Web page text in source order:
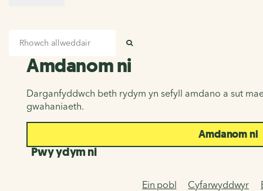
Amdanom ni
Amdanom ni
Darganfyddwch beth rydym yn sefyll amdano a sut
gwahaniaeth.
Amdanom ni
Pwy ydym ni
Ein pobl Cyfarwyddwyr